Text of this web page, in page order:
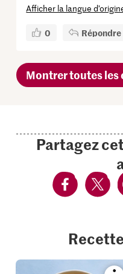
Afficher la langue
0 Répondre
Montrer toutes les
Partagez